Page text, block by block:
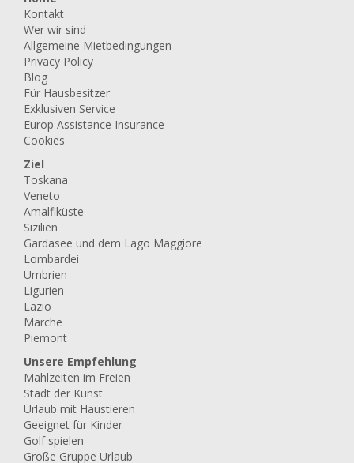
Kontakt
Wer wir sind
Allgemeine Mietbedingungen
Privacy Policy
Blog
Für Hausbesitzer
Exklusiven Service
Europ Assistance Insurance
Cookies
Ziel
Toskana
Veneto
Amalfiküste
Sizilien
Gardasee und dem Lago Maggiore
Lombardei
Umbrien
Ligurien
Lazio
Marche
Piemont
Unsere Empfehlung
Mahlzeiten im Freien
Stadt der Kunst
Urlaub mit Haustieren
Geeignet für Kinder
Golf spielen
Große Gruppe Urlaub